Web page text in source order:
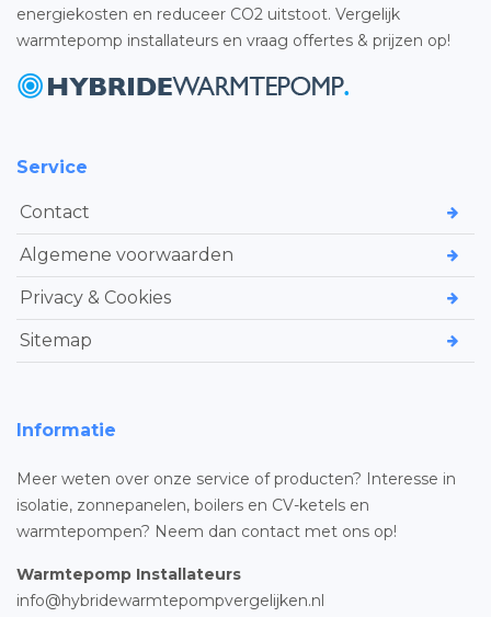
energiekosten en reduceer CO2 uitstoot. Vergelijk
warmtepomp installateurs en vraag offertes & prijzen op!
Service
Contact
Algemene voorwaarden
Privacy & Cookies
Sitemap
Informatie
Meer weten over onze service of producten? Interesse in
isolatie, zonnepanelen, boilers en CV-ketels en
warmtepompen? Neem dan contact met ons op!
Warmtepomp Installateurs
info@hybridewarmtepompvergelijken.nl